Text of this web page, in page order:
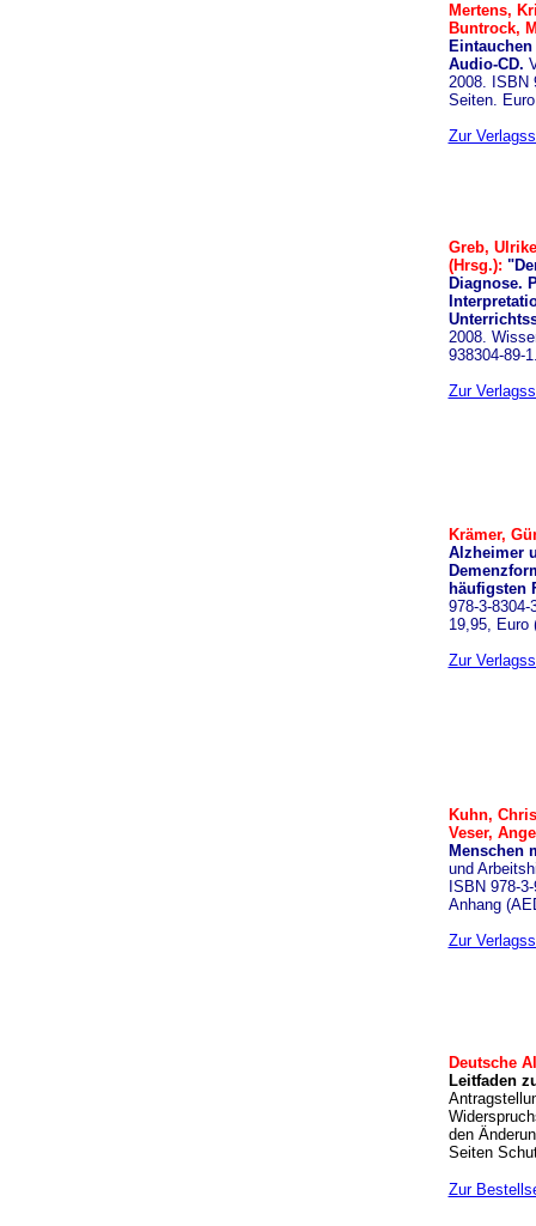
Mertens,
Buntrock,
Audio-CD.
2008. ISBN
Seiten.
Zur
Greb,
(Hrsg.):
Diagnose.
2008.
938304-89-
Zur
Krämer,
Alzheimer
häufigsten
978-3-
19,95, Euro
Zur
Kuhn,
Veser,
Menschen
und
ISBN 978-
Anhang
Zur
Deutsche
Leitfaden
den
Seiten
Zur